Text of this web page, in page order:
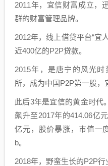
2011年，宜信财富成立，
群的财富管理品牌。
2012年，线上借贷平台“宜
近400亿的P2P贷款。
2015年，是唐宁的风光
所，成为中国P2P第一股，
此后3年是宜信的黄金时代
飙升至2017年的414.06亿
亿元，股价暴涨，市值一
b。
2018年，野蛮生长的P2P